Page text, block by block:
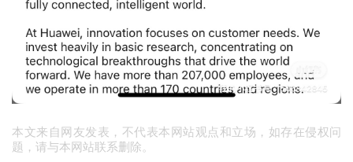
本文来自网友发表，不代表本网站观点和立场，如存在侵权问
题，请与本网站联系删除。